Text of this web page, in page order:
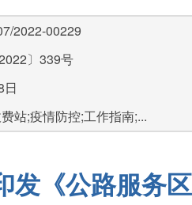
2022-00229
〕339号
日
站;疫情防控;工作指南;...
发《公路服务